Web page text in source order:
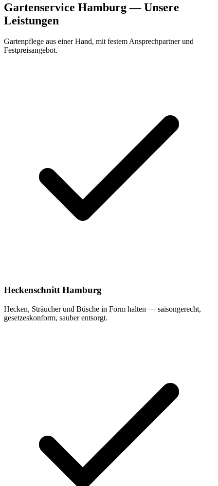
Gartenservice Hamburg — Unsere
Leistungen
Gartenpflege aus einer Hand, mit festem Ansprechpartner und
Festpreisangebot.
Heckenschnitt Hamburg
Hecken, Sträucher und Büsche in Form halten — saisongerecht,
gesetzeskonform, sauber entsorgt.